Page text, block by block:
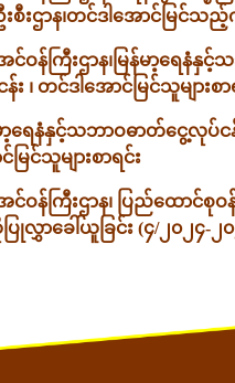
းစီးဌာန၊တင်ဒါအောင်မြင်သည့်
င်ဝန်ကြီးဌာန၊မြန်မာ့ရေနံနှ
း ၊ တင်ဒါအောင်မြင်သူများစာ
မာ့ရေနံနှင့်သဘာဝဓာတ်ငွေ့လုပ်ငန်
မြင်သူများစာရင်း
င်ဝန်ကြီးဌာန၊ ပြည်ထောင်စုဝန်
လွှာခေါ်ယူခြင်း (၄/၂၀၂၄-၂၀